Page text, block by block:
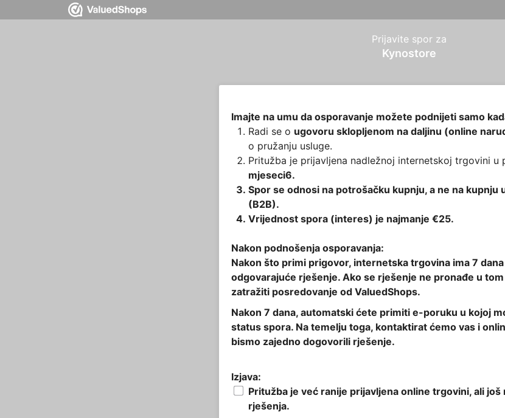
Prijavite spor za
Kynostore
Imajte na umu da osporavanje možete podnijeti samo
Radi se o ugovoru sklopljenom na daljinu (online
o pružanju usluge.
Pritužba je prijavljena nadležnoj internetskoj trgovini u
mjeseci6.
Spor se odnosi na potrošačku kupnju, a ne na kupnju
(B2B).
Vrijednost spora (interes) je najmanje €25.
Nakon podnošenja osporavanja:
Nakon što primi prigovor, internetska trgovina ima 7
odgovarajuće rješenje. Ako se rješenje ne pronađe u
zatražiti posredovanje od ValuedShops.
Nakon 7 dana, automatski ćete primiti e-poruku u kojoj
status spora. Na temelju toga, kontaktirat ćemo vas i
bismo zajedno dogovorili rješenje.
Izjava:
Pritužba je već ranije prijavljena online trgovini, ali još
rješenja.